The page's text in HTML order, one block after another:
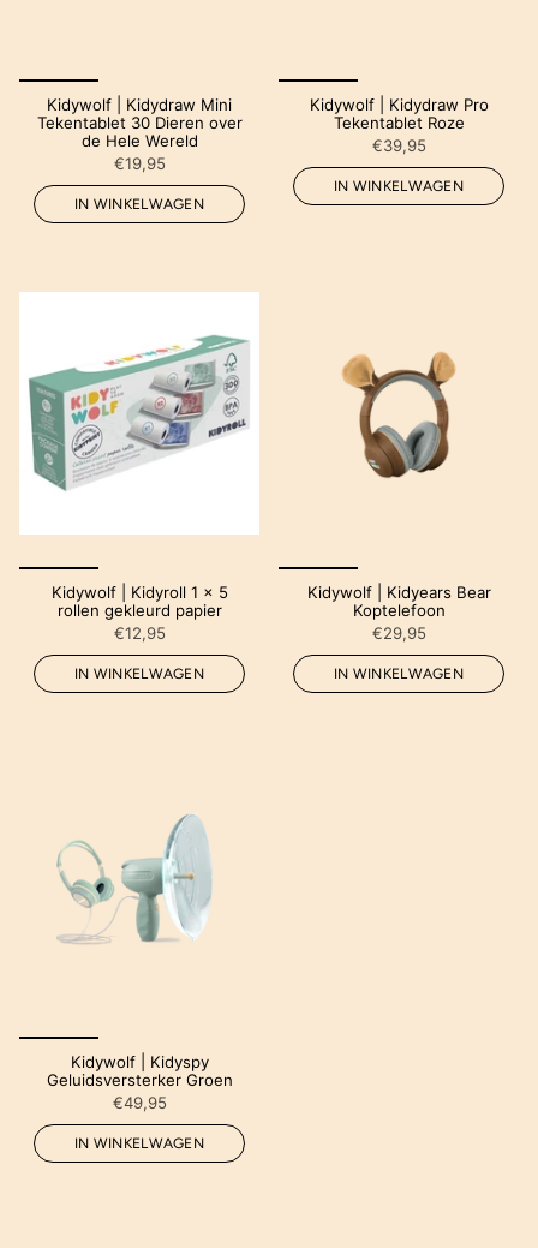
Kidywolf | Kidydraw Mini
Tekentablet 30 Dieren over
de Hele Wereld
€19,95
IN WINKELWAGEN
Kidywolf | Kidydraw Pro
Tekentablet Roze
€39,95
IN WINKELWAGEN
Kidywolf | Kidyroll 1 x 5
rollen gekleurd papier
€12,95
IN WINKELWAGEN
Kidywolf | Kidyears Bear
Koptelefoon
€29,95
IN WINKELWAGEN
Kidywolf | Kidyspy
Geluidsversterker Groen
€49,95
IN WINKELWAGEN